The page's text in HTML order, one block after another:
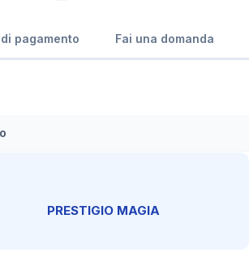
pagamento Fai una domanda
PRESTIGIO MAGIA